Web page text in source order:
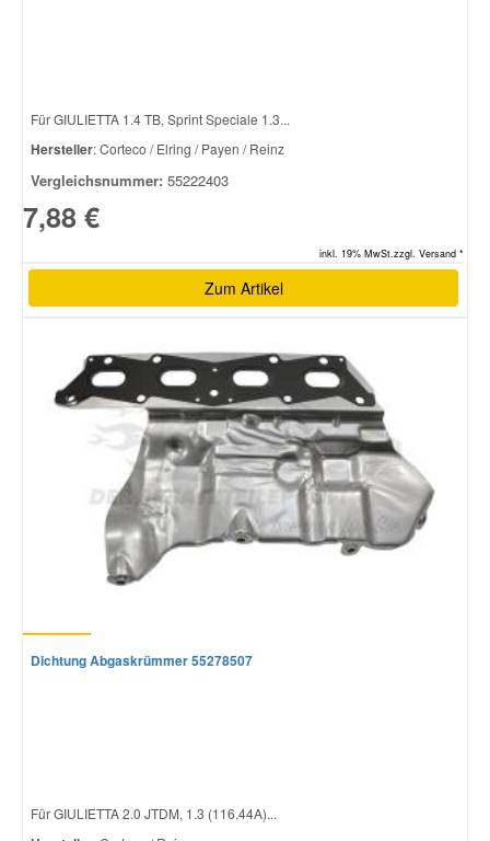
Für GIULIETTA 1.4 TB, Sprint Speciale 1.3...
Hersteller: Corteco / Elring / Payen / Reinz
Vergleichsnummer: 55222403
7,88 €
inkl. 19% MwSt.zzgl. Versand *
Zum Artikel
Dichtung Abgaskrümmer 55278507
Für GIULIETTA 2.0 JTDM, 1.3 (116.44A)...